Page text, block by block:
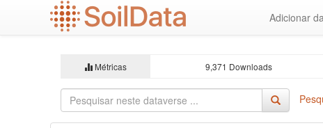
Adicionar
Métricas 9,371 Downloads